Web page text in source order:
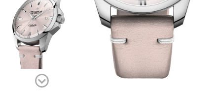
horlogekast die zowel mat als gepolijst is. Pure
kwaliteit en stijl voor de echte vrouw!